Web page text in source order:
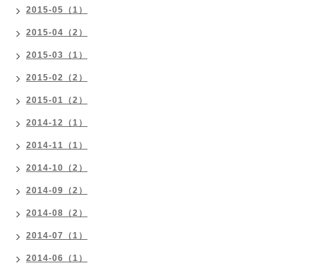
2015-05（1）
2015-04（2）
2015-03（1）
2015-02（2）
2015-01（2）
2014-12（1）
2014-11（1）
2014-10（2）
2014-09（2）
2014-08（2）
2014-07（1）
2014-06（1）